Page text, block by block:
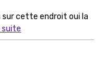
sur cette endroit oui la
suite